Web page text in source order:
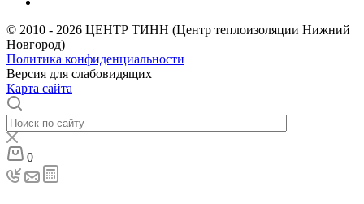
© 2010 - 2026 ЦЕНТР ТИНН (Центр теплоизоляции Нижний
Новгород)
Политика конфиденциальности
Версия для слабовидящих
Карта сайта
0